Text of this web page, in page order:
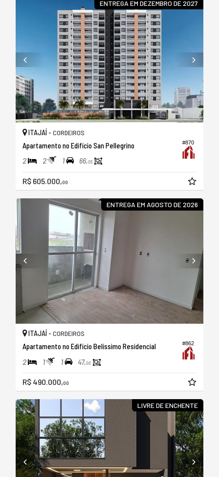
ENTREGA EM DEZEMBRO DE 2027
#870
ITAJAÍ - CORDEIROS
Apartamento no Edifício San Pellegrino
2 2 1 66,05
R$ 605.000,00
ENTREGA EM AGOSTO DE 2026
#862
ITAJAÍ - CORDEIROS
Apartamento no Edifício Belíssimo Residencial
2 1 1 47,00
R$ 490.000,00
LIVRE DE ENCHENTE